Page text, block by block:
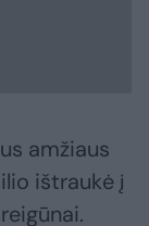
amžiaus
ištraukė į